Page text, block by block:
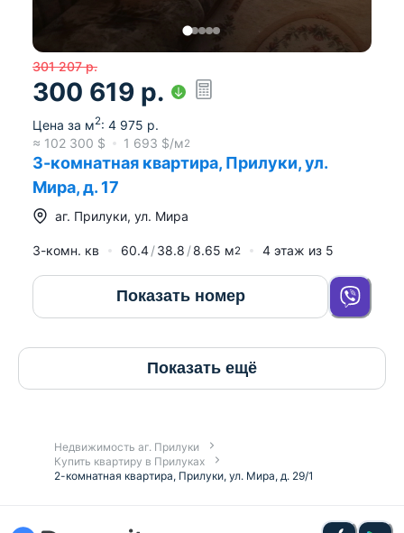
301 207 р.
300 619 р.
Цена за м2: 4 975 р.
≈ 102 300 $ 1 693 $/м2
3-комнатная квартира, Прилуки, ул.
Мира, д. 17
аг. Прилуки, ул. Мира
3-комн. кв 60.4 38.8 8.65 м2 4 этаж из 5
Показать номер
Показать ещё
Недвижимость аг. Прилуки
Купить квартиру в Прилуках
2-комнатная квартира, Прилуки, ул. Мира, д. 29/1